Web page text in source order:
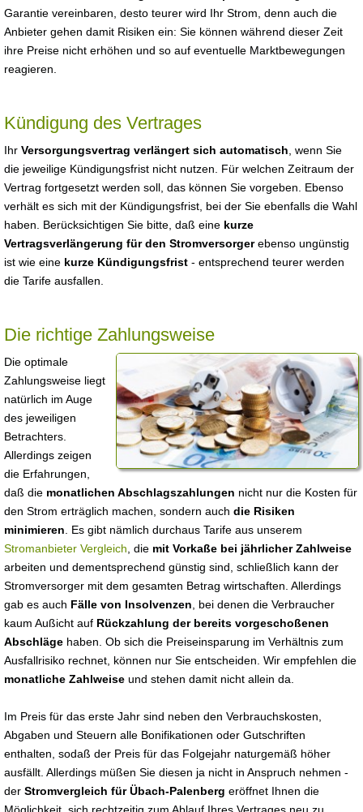
Garantie vereinbaren, desto teurer wird Ihr Strom, denn auch die
Anbieter gehen damit Risiken ein: Sie können während dieser Zeit
ihre Preise nicht erhöhen und so auf eventuelle Marktbewegungen
reagieren.
Kündigung des Vertrages
Ihr Versorgungsvertrag verlängert sich automatisch , wenn Sie
die jeweilige Kündigungsfrist nicht nutzen. Für welchen Zeitraum der
Vertrag fortgesetzt werden soll, das können Sie vorgeben. Ebenso
verhält es sich mit der Kündigungsfrist, bei der Sie ebenfalls die Wahl
haben. Berücksichtigen Sie bitte, daß eine kurze
Vertragsverlängerung für den Stromversorgerebenso ungünstig
ist wie eine kurze Kündigungsfrist - entsprechend teurer werden
die Tarife ausfallen.
Die richtige Zahlungsweise
Die optimale
Zahlungsweise liegt
natürlich im Auge
des jeweiligen
Betrachters.
Allerdings zeigen
die Erfahrungen,
daß die monatlichen Abschlagszahlungen nicht nur die Kosten für
den Strom erträglich machen, sondern auch die Risiken
minimieren . Es gibt nämlich durchaus Tarife aus unserem
Stromanbieter Vergleich , die mit Vorkaße bei jährlicher Zahlweise
arbeiten und dementsprechend günstig sind, schließlich kann der
Stromversorger mit dem gesamten Betrag wirtschaften. Allerdings
gab es auch Fälle von Insolvenzen , bei denen die Verbraucher
kaum Außicht auf Rückzahlung der bereits vorgeschoßenen
Abschläge haben. Ob sich die Preiseinsparung im Verhältnis zum
Ausfallrisiko rechnet, können nur Sie entscheiden. Wir empfehlen die
monatliche Zahlweise und stehen damit nicht allein da.
Im Preis für das erste Jahr sind neben den Verbrauchskosten,
Abgaben und Steuern alle Bonifikationen oder Gutschriften
enthalten, sodaß der Preis für das Folgejahr naturgemäß höher
ausfällt. Allerdings müßen Sie diesen ja nicht in Anspruch nehmen -
der Stromvergleich für Übach-Palenberg eröffnet Ihnen die